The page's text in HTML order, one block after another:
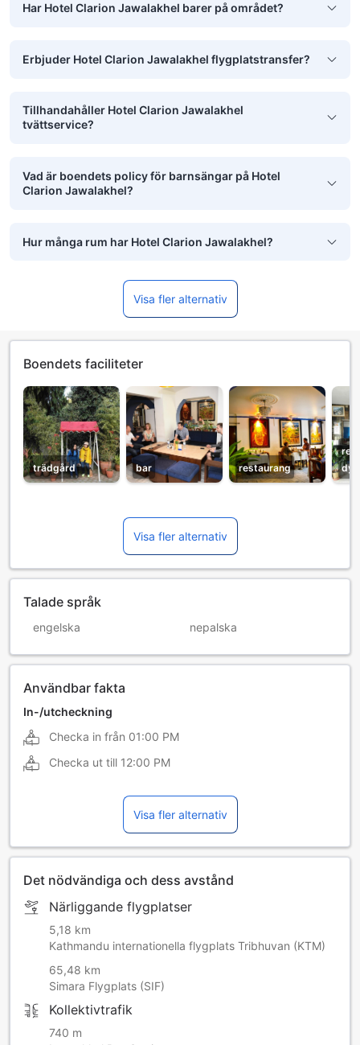
Har Hotel Clarion Jawalakhel barer på området?
Erbjuder Hotel Clarion Jawalakhel flygplatstransfer?
Tillhandahåller Hotel Clarion Jawalakhel
tvättservice?
Vad är boendets policy för barnsängar på Hotel
Clarion Jawalakhel?
Hur många rum har Hotel Clarion Jawalakhel?
Visa fler alternativ
Boendets faciliteter
trädgård bar restaurang
Visa fler alternativ
Talade språk
engelska nepalska
Användbar fakta
In-/utcheckning
Checka in från 01:00 PM
Checka ut till 12:00 PM
Visa fler alternativ
Det nödvändiga och dess avstånd
Närliggande flygplatser
5,18 km
Kathmandu internationella flygplats Tribhuvan (KTM)
65,48 km
Simara Flygplats (SIF)
Kollektivtrafik
740 m